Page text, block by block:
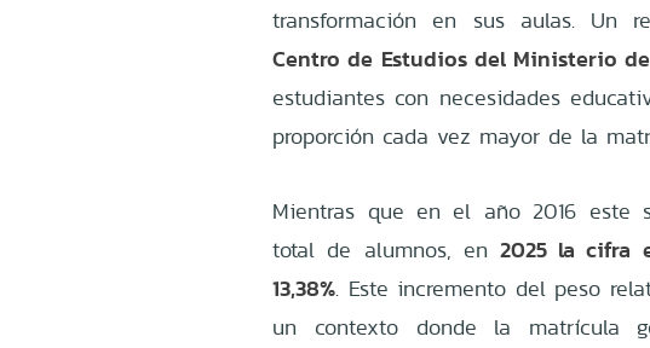
transformación en sus aulas. Un
Centro de Estudios del Ministerio
estudiantes con necesidades
proporción cada vez mayor de la
Mientras que en el año 2016 este
total de alumnos, en 2025 la cifra
13,38%. Este incremento del peso
un contexto donde la matrícula